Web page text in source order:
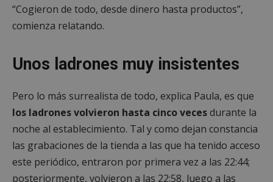
“Cogieron de todo, desde dinero hasta productos”,
comienza relatando.
Unos ladrones muy insistentes
Pero lo más surrealista de todo, explica Paula, es que
los ladrones volvieron hasta cinco vecesdurante la
noche al establecimiento. Tal y como dejan constancia
las grabaciones de la tienda a las que ha tenido acceso
este periódico, entraron por primera vez a las 22:44;
posteriormente, volvieron a las 22:58, luego a las